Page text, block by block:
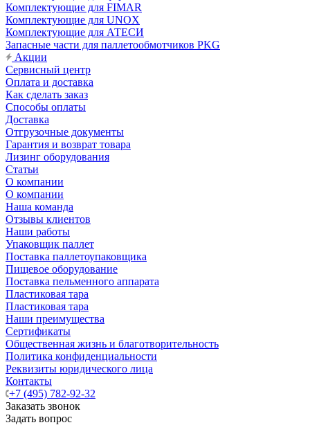
Комплектующие для FIMAR
Комплектующие для UNOX
Комплектующие для АТЕСИ
Запасные части для паллетообмотчиков PKG
Акции
Сервисный центр
Оплата и доставка
Как сделать заказ
Способы оплаты
Доставка
Отгрузочные документы
Гарантия и возврат товара
Лизинг оборудования
Статьи
О компании
О компании
Наша команда
Отзывы клиентов
Наши работы
Упаковщик паллет
Поставка паллетоупаковщика
Пищевое оборудование
Поставка пельменного аппарата
Пластиковая тара
Пластиковая тара
Наши преимущества
Сертификаты
Общественная жизнь и благотворительность
Политика конфиденциальности
Реквизиты юридического лица
Контакты
+7 (495) 782-92-32
Заказать звонок
Задать вопрос